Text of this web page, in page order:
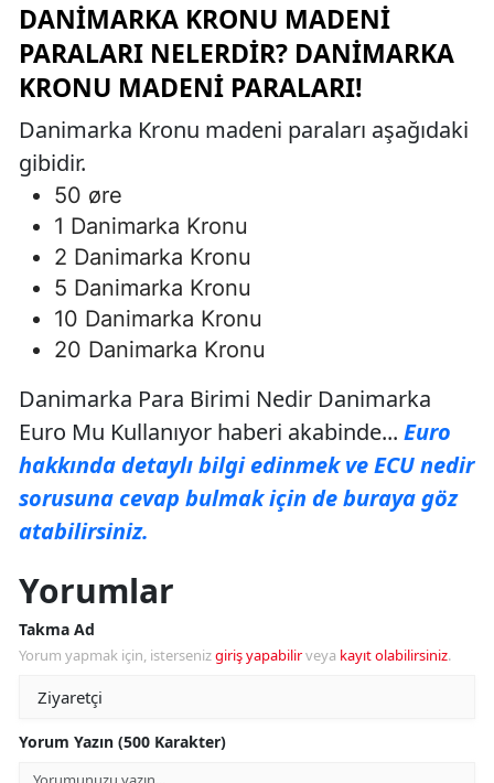
DANIMARKA KRONU MADENI
PARALARI NELERDIR? DANIMARKA
KRONU MADENI PARALARI!
Danimarka Kronu madeni paraları aşağıdaki
gibidir.
50 øre
1 Danimarka Kronu
2 Danimarka Kronu
5 Danimarka Kronu
10 Danimarka Kronu
20 Danimarka Kronu
Danimarka Para Birimi Nedir Danimarka
Euro Mu Kullanıyor haberi akabinde... Euro
hakkında detaylı bilgi edinmek ve ECU nedir
sorusuna cevap bulmak için de buraya göz
atabilirsiniz.
Yorumlar
Takma Ad
Yorum yapmak için, istersenizgiriş yapabilirveya kayıt olabilirsiniz.
Yorum Yazın (500 Karakter)